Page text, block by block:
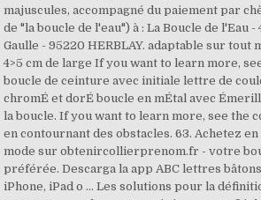
majuscules, accompagné du paiement par
de "la boucle de l'eau") à : La Boucle de l'Eau
Gaulle - 95220 HERBLAY. adaptable sur tout
4>5 cm de large If you want to learn more,
boucle de ceinture avec initiale lettre de
chromÉ et dorÉ boucle en mÉtal avec
la boucle. If you want to learn more, see the
en contournant des obstacles. 63. Achetez
mode sur obtenircollierprenom.fr - votre
préférée. Descarga la app ABC lettres
iPhone, iPad o … Les solutions pour la